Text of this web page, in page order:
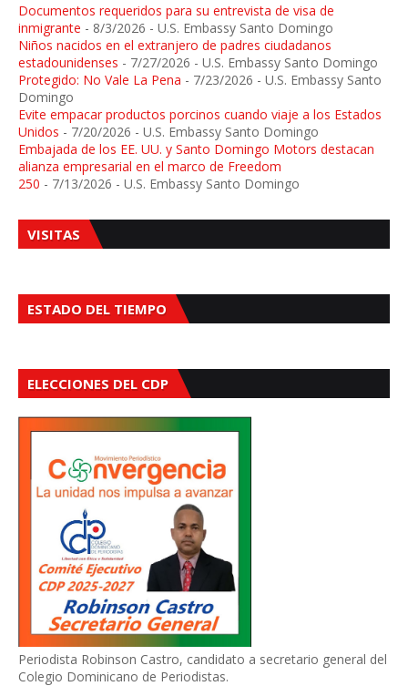
Documentos requeridos para su entrevista de visa de
inmigrante - 8/3/2026 - U.S. Embassy Santo Domingo
Niños nacidos en el extranjero de padres ciudadanos
estadounidenses - 7/27/2026 - U.S. Embassy Santo Domingo
Protegido: No Vale La Pena - 7/23/2026 - U.S. Embassy Santo
Domingo
Evite empacar productos porcinos cuando viaje a los Estados
Unidos - 7/20/2026 - U.S. Embassy Santo Domingo
Embajada de los EE. UU. y Santo Domingo Motors destacan
alianza empresarial en el marco de Freedom
250 - 7/13/2026 - U.S. Embassy Santo Domingo
VISITAS
ESTADO DEL TIEMPO
ELECCIONES DEL CDP
Periodista Robinson Castro, candidato a secretario general del
Colegio Dominicano de Periodistas.